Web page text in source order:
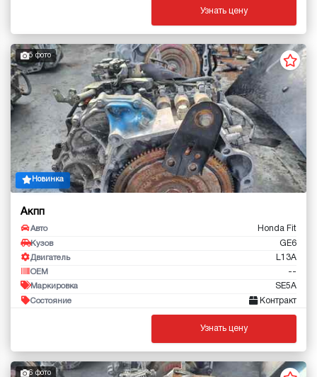
Узнать цену
5 фото
Новинка
Акпп
Авто Honda Fit
Кузов GE6
Двигатель L13A
OEM --
Маркировка SE5A
Состояние Контракт
Узнать цену
6 фото